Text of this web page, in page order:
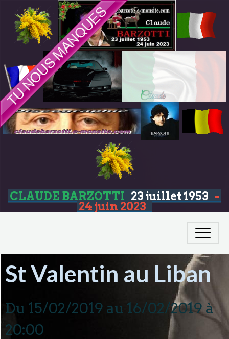
CLAUDE BARZOTTI 23 juillet 1953 -
24 juin 2023
St Valentin au Liban
Du 15/02/2019 au 16/02/2019 à
20:00